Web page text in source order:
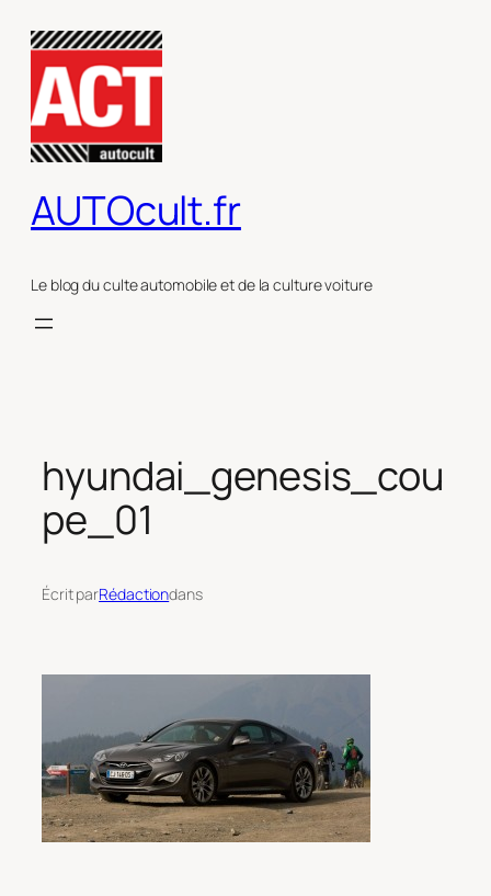
contenu
AUTOcult.fr
Le blog du culte automobile et de la culture voiture
hyundai_genesis_cou
pe_01
Écrit parRédactiondans